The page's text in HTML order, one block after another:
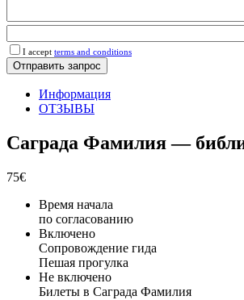
I accept terms and conditions
Информация
ОТЗЫВЫ
Саграда Фамилия —
75€
Время начала
по согласованию
Включено
Сопровождение гида
Пешая прогулка
Не включено
Билеты в Саграда Фамилия